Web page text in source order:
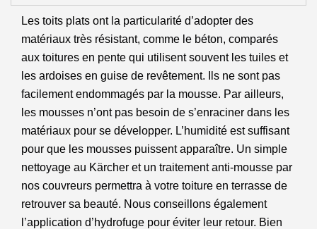
Les toits plats ont la particularité d’adopter des
matériaux très résistant, comme le béton, comparés
aux toitures en pente qui utilisent souvent les tuiles et
les ardoises en guise de revêtement. Ils ne sont pas
facilement endommagés par la mousse. Par ailleurs,
les mousses n’ont pas besoin de s’enraciner dans les
matériaux pour se développer. L’humidité est suffisant
pour que les mousses puissent apparaître. Un simple
nettoyage au Kärcher et un traitement anti-mousse par
nos couvreurs permettra à votre toiture en terrasse de
retrouver sa beauté. Nous conseillons également
l’application d’hydrofuge pour éviter leur retour. Bien